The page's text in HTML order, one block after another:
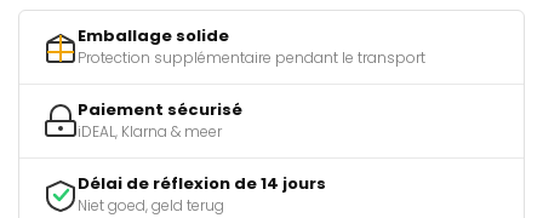
Emballage solide
Protection supplémentaire pendant le transport
Paiement sécurisé
iDEAL, Klarna & meer
Délai de réflexion de 14 jours
Niet goed, geld terug